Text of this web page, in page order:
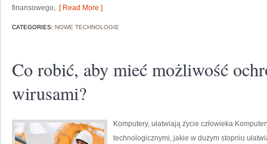
finansowego, [ Read More ]
CATEGORIES: NOWE TECHNOLOGIE
Co robić, aby mieć możliwość
wirusami?
Komputery, ułatwiają życie człowieka
technologicznymi, jakie w dużym stopniu